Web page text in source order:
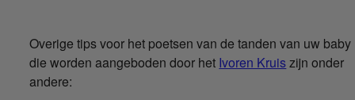
Overige tips voor het poetsen van de tanden van uw baby
die worden aangeboden door het Ivoren Kruiszijn onder
andere: